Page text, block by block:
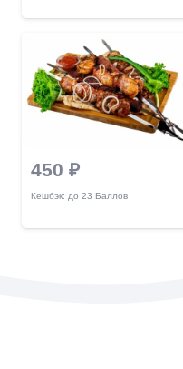
450 ₽
Кешбэк: до 23 Баллов